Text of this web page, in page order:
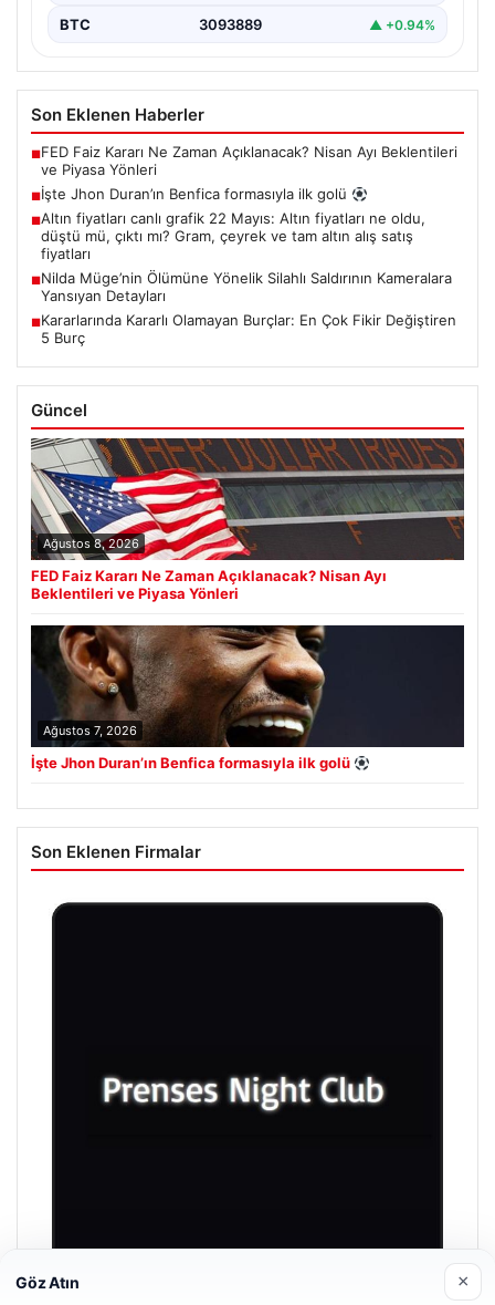
BTC 3093889 ▲ +0.94%
Son Eklenen Haberler
■FED Faiz Kararı Ne Zaman Açıklanacak? Nisan Ayı Beklentileri
ve Piyasa Yönleri
■İşte Jhon Duran’ın Benfica formasıyla ilk golü
■Altın fiyatları canlı grafik 22 Mayıs: Altın fiyatları ne oldu,
düştü mü, çıktı mı? Gram, çeyrek ve tam altın alış satış
fiyatları
■Nilda Müge’nin Ölümüne Yönelik Silahlı Saldırının Kameralara
Yansıyan Detayları
■Kararlarında Kararlı Olamayan Burçlar: En Çok Fikir Değiştiren
5 Burç
Güncel
Ağustos 8, 2026
FED Faiz Kararı Ne Zaman Açıklanacak? Nisan Ayı
Beklentileri ve Piyasa Yönleri
Ağustos 7, 2026
İşte Jhon Duran’ın Benfica formasıyla ilk golü
Son Eklenen Firmalar
Göz Atın ×